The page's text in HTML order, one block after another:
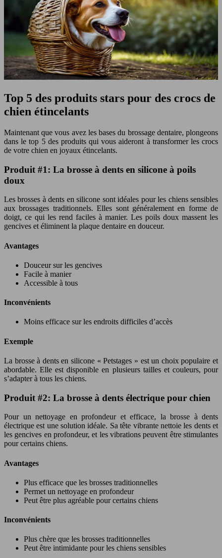
Top 5 des produits stars pour des crocs de
chien étincelants
Maintenant que vous avez les bases du brossage dentaire, plongeons
dans le top 5 des produits qui vous aideront à transformer les crocs
de votre chien en joyaux étincelants.
Produit #1: La brosse à dents en silicone à poils
doux
Les brosses à dents en silicone sont idéales pour les chiens sensibles
aux brossages traditionnels. Elles sont généralement en forme de
doigt, ce qui les rend faciles à manier. Les poils doux massent les
gencives et éliminent la plaque dentaire en douceur.
Avantages
Douceur sur les gencives
Facile à manier
Accessible à tous
Inconvénients
Moins efficace sur les endroits difficiles d’accès
Exemple
La brosse à dents en silicone « Petstages » est un choix populaire et
abordable. Elle est disponible en plusieurs tailles et couleurs, pour
s’adapter à tous les chiens.
Produit #2: La brosse à dents électrique pour chien
Pour un nettoyage en profondeur et efficace, la brosse à dents
électrique est une solution idéale. Sa tête vibrante nettoie les dents et
les gencives en profondeur, et les vibrations peuvent être stimulantes
pour certains chiens.
Avantages
Plus efficace que les brosses traditionnelles
Permet un nettoyage en profondeur
Peut être plus agréable pour certains chiens
Inconvénients
Plus chère que les brosses traditionnelles
Peut être intimidante pour les chiens sensibles